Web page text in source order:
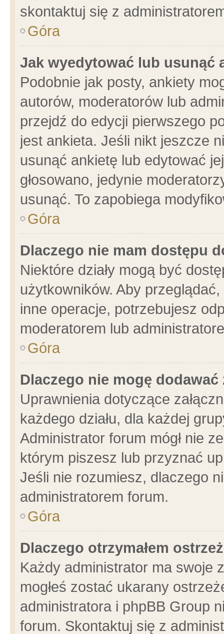
skontaktuj się z
Góra
Jak wyedytować lub usunąć
Podobnie jak posty, ankiety
autorów, moderatorów lub
przejdź do edycji pierwszego
jest ankieta. Jeśli nikt jeszcze
usunąć ankietę lub edytować
głosowano, jedynie
usunąć. To zapobiega
Góra
Dlaczego nie mam dostępu
Niektóre działy mogą być
użytkowników. Aby
inne operacje, potrzebujesz
moderatorem lub
Góra
Dlaczego nie mogę dodawać
Uprawnienia dotyczące
każdego działu, dla każdej
Administrator forum mógł nie
którym piszesz lub przyznać
Jeśli nie rozumiesz, dlaczego
administratorem forum.
Góra
Dlaczego otrzymałem
Każdy administrator ma swoje
mogłeś zostać ukarany
administratora i phpBB Group
forum. Skontaktuj się z